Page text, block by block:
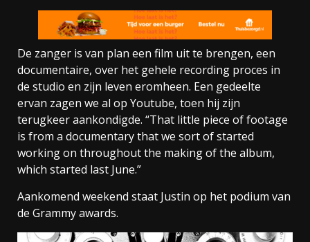
De zanger is van plan een film uit te brengen, een
documentaire, over het gehele recording proces in
de studio en zijn leven eromheen. Een gedeelte
ervan zagen we al op Youtube, toen hij zijn
terugkeer aankondigde. “That little piece of footage
is from a documentary that we sort of started
working on throughout the making of the album,
which started last June.”
Aankomend weekend staat Justin op het podium van
de Grammy awards.